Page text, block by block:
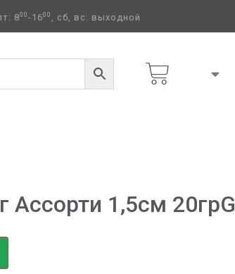
800-1600 , сб, вс: выходной
Ассорти 1,5см 20грG